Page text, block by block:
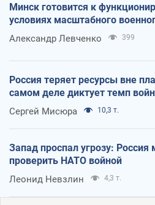
Минск готовится к
условиях масштабного
Александр Левченко 399
Россия теряет ресурсы вне
самом деле диктует темп
Сергей Мисюра 10,3 т.
Запад проспал угрозу:
проверить НАТО войной
Леонид Невзлин 4,3 т.